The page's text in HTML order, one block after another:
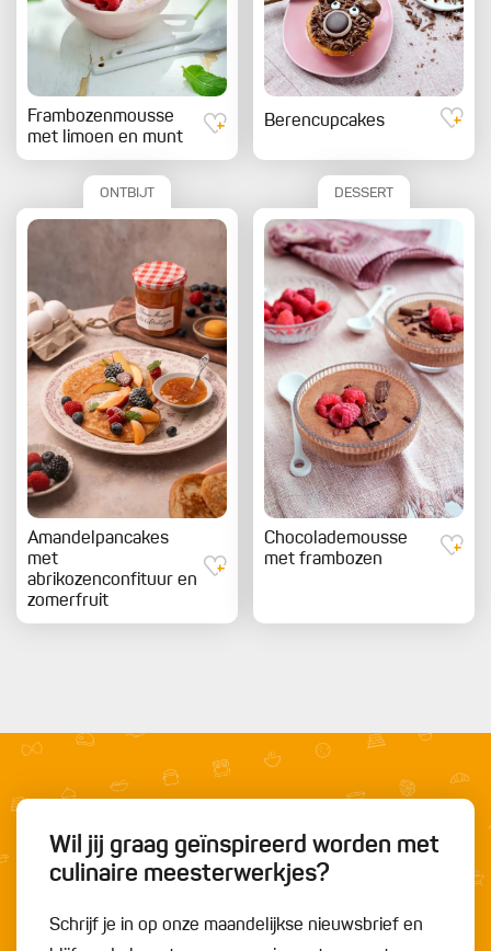
Frambozenmousse
met limoen en munt
Berencupcakes
ONTBIJT
Amandelpancakes
met
abrikozenconfituur en
zomerfruit
DESSERT
Chocolademousse
met frambozen
Wil jij graag geïnspireerd worden met
culinaire meesterwerkjes?
Schrijf je in op onze maandelijkse nieuwsbrief en